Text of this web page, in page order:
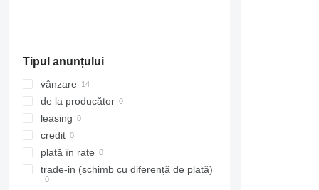
Actros 3241
Actros 4143
Atego 1828
Vario 815
Vito
Tipul anunțului
vânzare
de la producător
leasing
credit
plată în rate
trade-in (schimb cu diferență de plată)